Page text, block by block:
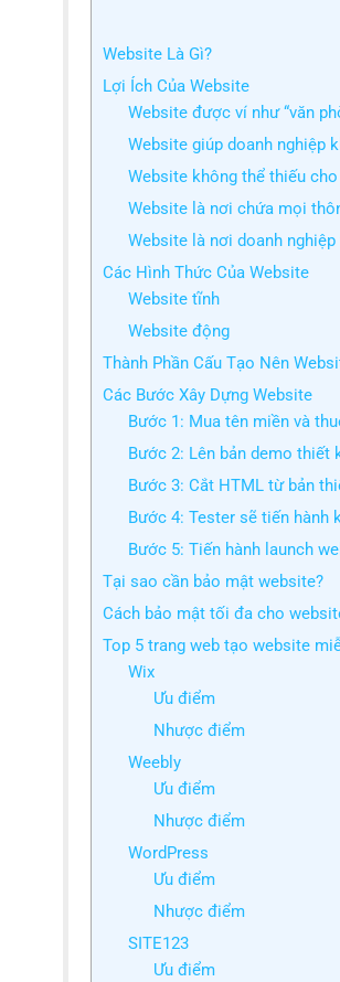
Website Là Gì?
Lợi Ích Của Website
Website được ví như “văn
Website giúp doanh nghiệp
Website không thể thiếu
Website là nơi chứa mọi
Website là nơi doanh
Các Hình Thức Của Website
Website tĩnh
Website động
Thành Phần Cấu Tạo Nên
Các Bước Xây Dựng Website
Bước 1: Mua tên miền và
Bước 2: Lên bản demo thiết
Bước 3: Cắt HTML từ bản
Bước 4: Tester sẽ tiến hành
Bước 5: Tiến hành launch
Tại sao cần bảo mật website?
Cách bảo mật tối đa cho
Top 5 trang web tạo website
Wix
Ưu điểm
Nhược điểm
Weebly
Ưu điểm
Nhược điểm
WordPress
Ưu điểm
Nhược điểm
SITE123
Ưu điểm